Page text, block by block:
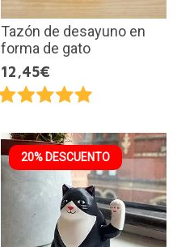
Tazón de desayuno en
forma de gato
12,45€
20% DESCUENTO